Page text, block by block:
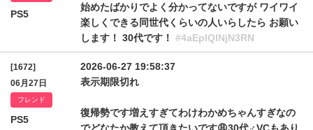
PS5
始めたばかりでよく分かってないですが ワイワイ
楽しくできる同世代くらいの人いらしたら お願い
します！ 30代です！ #4aEpIQlNjN3RN
[1672]
06月27日
フレンド
PS5
2026-06-27 19:58:37
表示期限切れ
復帰勢です増えすぎてわけわかめちゃんすぎなの